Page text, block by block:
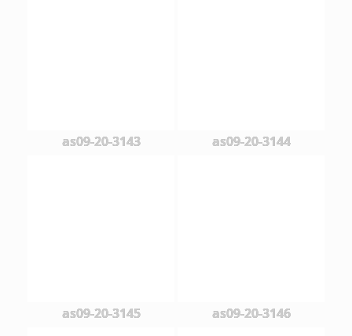
as09-20-3143 as09-20-3144
as09-20-3145 as09-20-3146